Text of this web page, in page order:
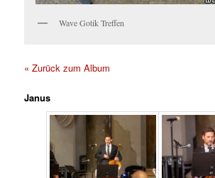
Wave Gotik Treffen
« Zurück zum Album
Janus